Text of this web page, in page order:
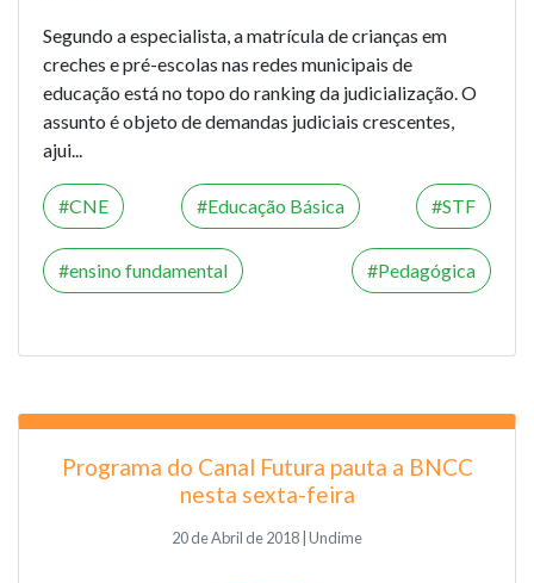
Segundo a especialista, a matrícula de crianças em
creches e pré-escolas nas redes municipais de
educação está no topo do ranking da judicialização. O
assunto é objeto de demandas judiciais crescentes,
ajui...
CNE Educação Básica STF
ensino fundamental Pedagógica
Programa do Canal Futura pauta a BNCC
nesta sexta-feira
20 de Abril de 2018 | Undime